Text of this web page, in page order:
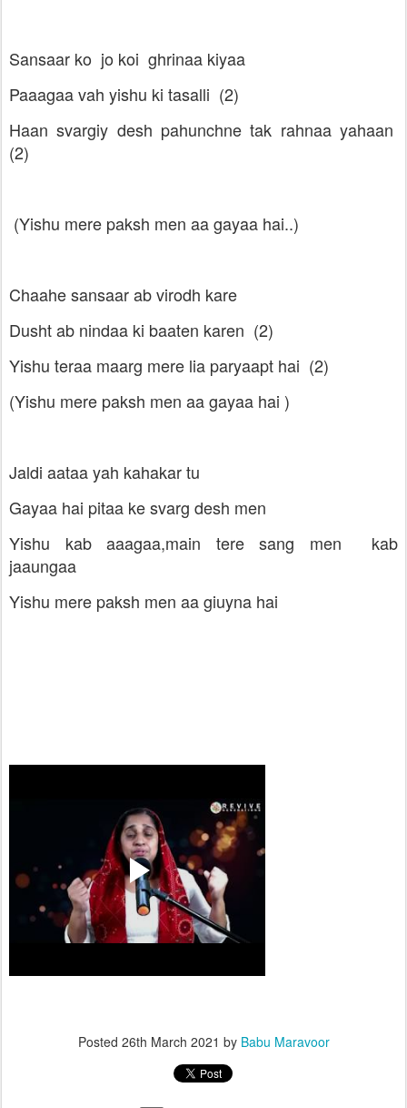
Sansaar ko jo koi ghrinaa kiyaa
Paaagaa vah yishu ki tasalli (2)
Haan svargiy desh pahunchne tak rahnaa yahaan
(2)
(Yishu mere paksh men aa gayaa hai..)
Chaahe sansaar ab virodh kare
Dusht ab nindaa ki baaten karen (2)
Yishu teraa maarg mere lia paryaapt hai (2)
(Yishu mere paksh men aa gayaa hai )
Jaldi aataa yah kahakar tu
Gayaa hai pitaa ke svarg desh men
Yishu kab aaagaa,main tere sang men kab
jaaungaa
Yishu mere paksh men aa giuyna hai
Posted 26th March 2021 by Babu Maravoor